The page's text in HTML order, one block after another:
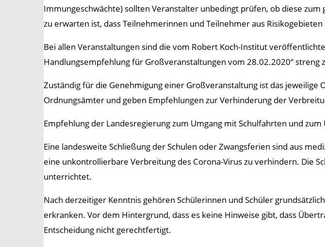
Immungeschwächte) sollten Veranstalter unbedingt prüfen, ob diese
zu erwarten ist, dass Teilnehmerinnen und Teilnehmer aus
Bei allen Veranstaltungen sind die vom Robert Koch-Institut
Handlungsempfehlung für Großveranstaltungen vom 28.02.2020“ streng
Zuständig für die Genehmigung einer Großveranstaltung ist das
Ordnungsämter und geben Empfehlungen zur Verhinderung der
Empfehlung der Landesregierung zum Umgang mit Schulfahrten und
Eine landesweite Schließung der Schulen oder Zwangsferien sind aus
eine unkontrollierbare Verbreitung des Corona-Virus zu verhindern. Die
unterrichtet.
Nach derzeitiger Kenntnis gehören Schülerinnen und Schüler
erkranken. Vor dem Hintergrund, dass es keine Hinweise gibt, dass
Entscheidung nicht gerechtfertigt.